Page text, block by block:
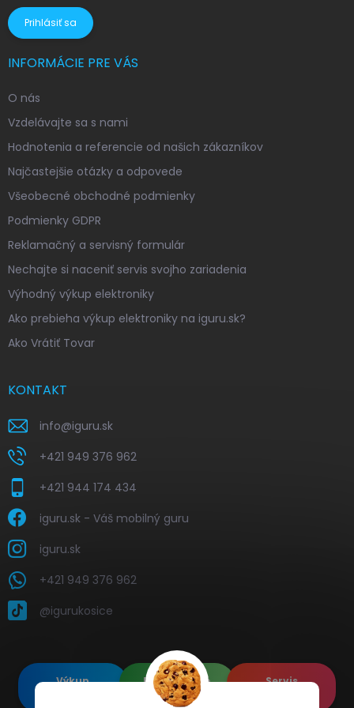
Prihlásiť sa
INFORMÁCIE PRE VÁS
O nás
Vzdelávajte sa s nami
Hodnotenia a referencie od našich zákazníkov
Najčastejšie otázky a odpovede
Všeobecné obchodné podmienky
Podmienky GDPR
Reklamačný a servisný formulár
Nechajte si naceniť servis svojho zariadenia
Výhodný výkup elektroniky
Ako prebieha výkup elektroniky na iguru.sk?
Ako Vrátiť Tovar
KONTAKT
info@iguru.sk
+421 949 376 962
+421 944 174 434
iguru.sk - Váš mobilný guru
iguru.sk
+421 949 376 962
@igurukosice
Výkup
Renovované
Apple's
Servis